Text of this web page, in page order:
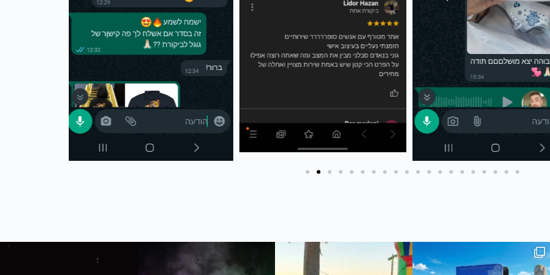
- כיסוי ארנק לדרכונים ✈️ #כיסויי The joker🔥
The joker new sneakers 🔥 #joker #עיצובאישי #מאר